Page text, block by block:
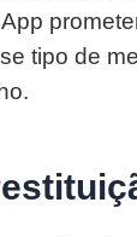
tipo de